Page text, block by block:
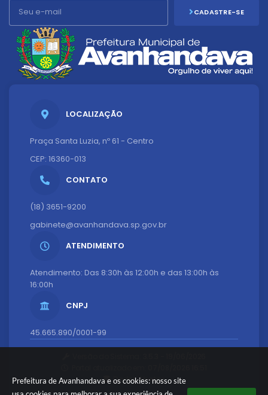
Prefeitura de Avanhandava e os cookies: nosso site
LOCALIZAÇÃO
Praça Santa Luzia, nº 61 - Centro
CEP: 16360-013
CONTATO
(18) 3651-9200
gabinete@avanhandava.sp.gov.br
ATENDIMENTO
Atendimento: Das 8:30h às 12:00h e das 13:00h às
16:00h
CNPJ
45.665.890/0001-99
Dados Abertos
CADASTRE-SE